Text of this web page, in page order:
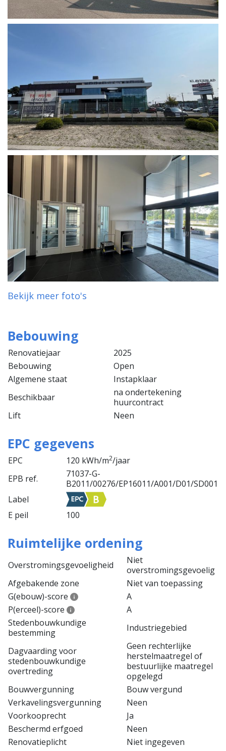
Bekijk meer foto's
Bebouwing
Renovatiejaar
2025
Bebouwing
Open
Algemene staat
Instapklaar
Beschikbaar
na ondertekening
huurcontract
Lift
Neen
EPC gegevens
EPC 120 kWh/m2/jaar
EPB ref.
71037-G-
B2011/00276/EP16011/A001/D01/SD001
Label
E peil
100
Ruimtelijke ordening
Overstromingsgevoeligheid
Niet
overstromingsgevoelig
Afgebakende zone
Niet van toepassing
G(ebouw)-score
A
P(erceel)-score
A
Stedenbouwkundige
bestemming
Industriegebied
Dagvaarding voor
stedenbouwkundige
overtreding
Geen rechterlijke
herstelmaatregel of
bestuurlijke maatregel
opgelegd
Bouwvergunning
Bouw vergund
Verkavelingsvergunning
Neen
Voorkooprecht
Ja
Beschermd erfgoed
Neen
Renovatieplicht
Niet ingegeven